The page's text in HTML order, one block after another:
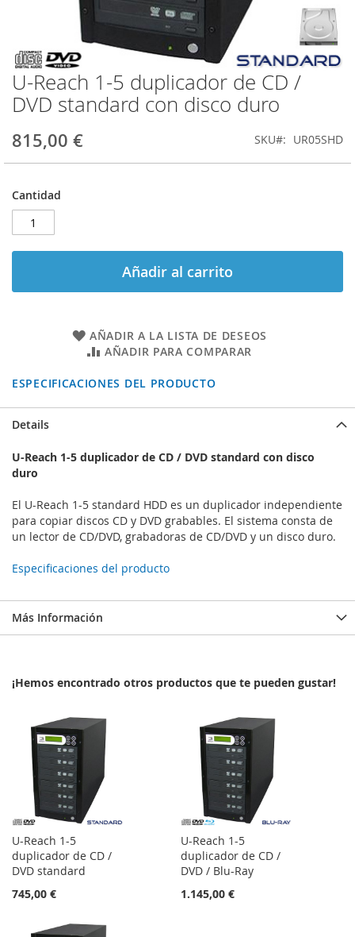
U-Reach 1-5 duplicador de CD /
DVD standard con disco duro
815,00 € SKU UR05SHD
Cantidad
Añadir al carrito
AÑADIR A LA LISTA DE DESEOS
AÑADIR PARA COMPARAR
ESPECIFICACIONES DEL PRODUCTO
Saltar
al
comienzo
la
imágenes
Details
U-Reach 1-5 duplicador de CD / DVD standard con disco
duro
El U-Reach 1-5 standard HDD es un duplicador independiente
para copiar discos CD y DVD grabables. El sistema consta de
un lector de CD/DVD, grabadoras de CD/DVD y un disco duro.
Especificaciones del producto
Más Información
¡Hemos encontrado otros productos que te pueden gustar!
U-Reach 1-5
duplicador de CD /
DVD standard
745,00 €
U-Reach 1-5
duplicador de CD /
DVD / Blu-Ray
1.145,00 €